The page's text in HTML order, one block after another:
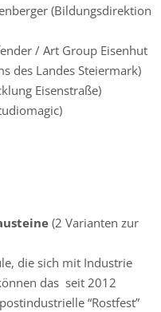
(Bildungsdirektion
/ Art Group Eisenhut
des Landes Steiermark)
Eisenstraße)
(2 Varianten zur
die sich mit Industrie
das seit 2012
“Rostfest”